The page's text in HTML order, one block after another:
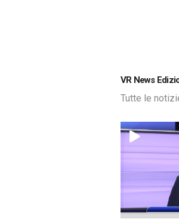
VR News
Tutte le